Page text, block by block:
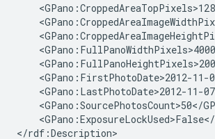
<GPano:FirstPhotoDate>2012-
<GPano:LastPhotoDate>2012-11-
<GPano:SourcePhotosCount>50</
</rdf:Description>